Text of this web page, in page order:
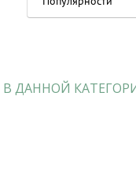
В ДАННОЙ